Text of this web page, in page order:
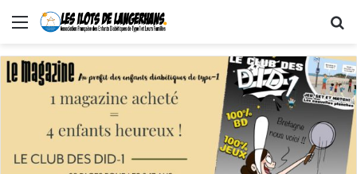
Menu